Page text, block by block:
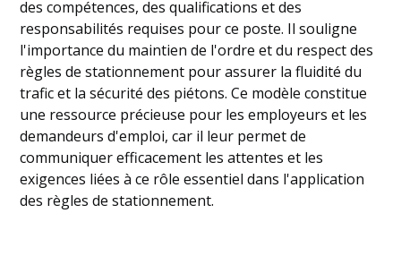
des compétences, des qualifications et des
responsabilités requises pour ce poste. Il souligne
l'importance du maintien de l'ordre et du respect des
règles de stationnement pour assurer la fluidité du
trafic et la sécurité des piétons. Ce modèle constitue
une ressource précieuse pour les employeurs et les
demandeurs d'emploi, car il leur permet de
communiquer efficacement les attentes et les
exigences liées à ce rôle essentiel dans l'application
des règles de stationnement.